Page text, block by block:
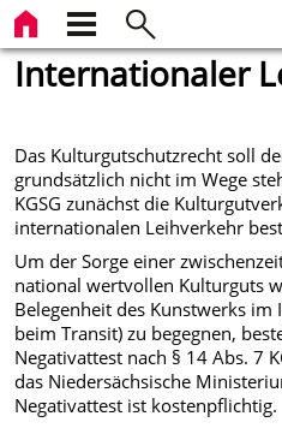
Internationaler
Das Kulturgutschutzrecht soll
grundsätzlich nicht im Wege
KGSG zunächst die
internationalen Leihverkehr
Um der Sorge einer
national wertvollen Kulturguts
Belegenheit des Kunstwerks
beim Transit) zu begegnen,
Negativattest nach § 14 Abs. 7
das Niedersächsische
Negativattest ist kostenpflichtig.